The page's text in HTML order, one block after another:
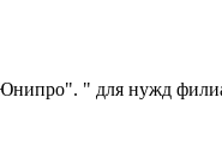
" для нужд